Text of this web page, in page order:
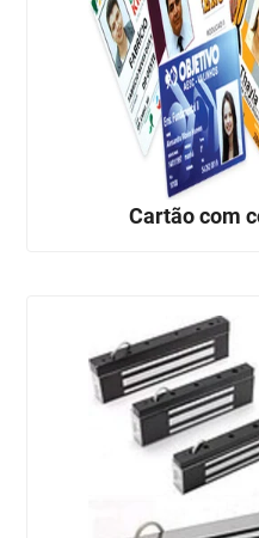
Cartão com